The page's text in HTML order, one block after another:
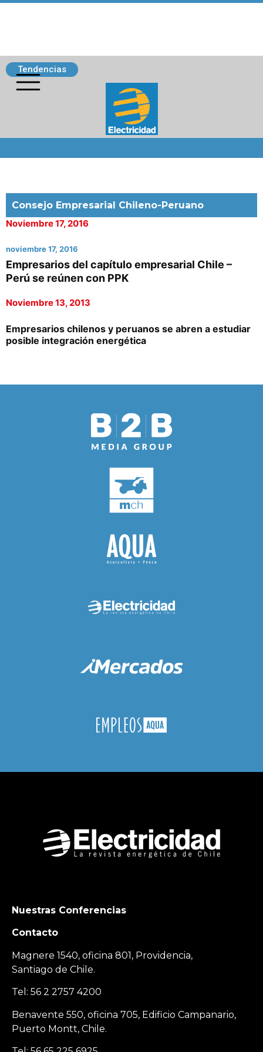
Tendencias
Consejo Empresarial Chileno-Peruano
Noviembre 17, 2016
noviembre 17, 2016
Empresarios del capítulo empresarial Chile –
Perú se reúnen con PPK
Noviembre 13, 2013
Empresarios chilenos y peruanos se abren a estudiar
posible integración energética
Nuestras Conferencias
Contacto
Magnere 1540, oficina 801, Providencia,
Santiago de Chile.
Tel: 56 2 2757 4200
Benavente 550, oficina 705, Edificio Campanario,
Puerto Montt, Chile.